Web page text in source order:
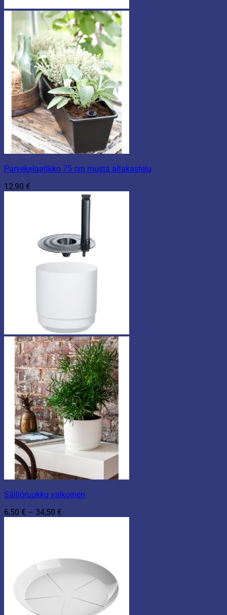
Parvekelaatikko 75 cm musta altakastelu
12,90 €
Säiliöruukku valkoinen
6,50 € – 34,50 €